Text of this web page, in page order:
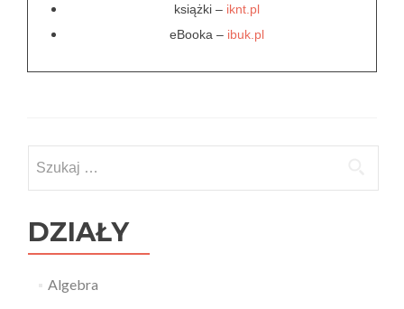
książki – iknt.pl
eBooka – ibuk.pl
DZIAŁY
Algebra